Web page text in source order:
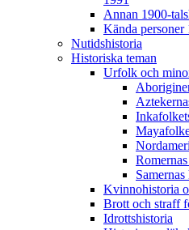
Annan 1900-
Kända personer
Nutidshistoria
Historiska teman
Urfolk och
Kvinnohistoria
Brott och straff
Idrottshistoria